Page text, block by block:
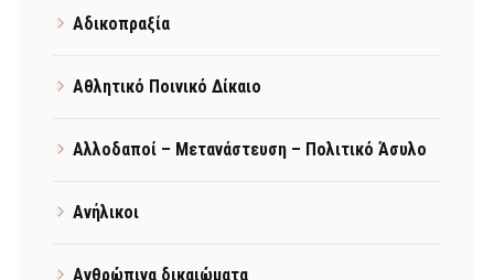
Αδικοπραξία
Αθλητικό Ποινικό Δίκαιο
Αλλοδαποί – Μετανάστευση – Πολιτικό Άσυλο
Ανήλικοι
Ανθρώπινα δικαιώματα